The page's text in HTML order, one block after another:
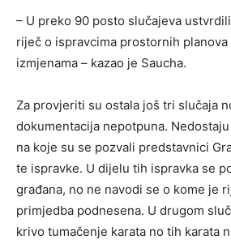
– U preko 90 posto slučajeva
riječ o ispravcima prostornih
izmjenama – kazao je Saucha.
Za provjeriti su ostala još tri slučaja
dokumentacija nepotpuna.
na koje su se pozvali predstavnici
te ispravke. U dijelu tih ispravka se
građana, no ne navodi se o kome je
primjedba podnesena. U drugom
krivo tumačenje karata no tih karata